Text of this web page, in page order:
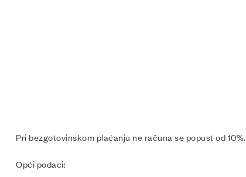
Pri bezgotovinskom plaćanju ne računa se popust od 10%.
Opći podaci: